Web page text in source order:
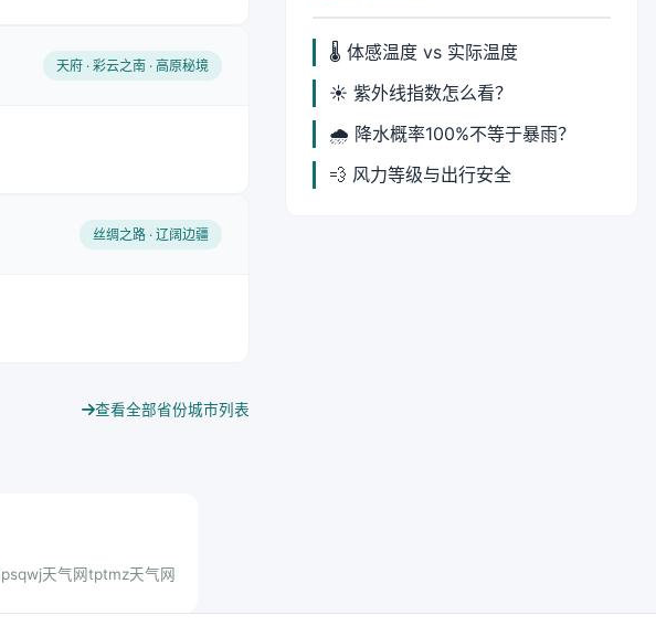
天府 · 彩云之南 · 高原秘境
丝绸之路 · 辽阔边疆
查看全部省份城市列表
🌡️ 体感温度 vs 实际温度
☀️ 紫外线指数怎么看？
🌧️ 降水概率100%不等于暴雨？
💨 风力等级与出行安全
psqwj天气网tptmz天气网